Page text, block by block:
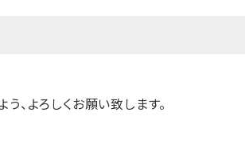
、よろしくお願い致します。